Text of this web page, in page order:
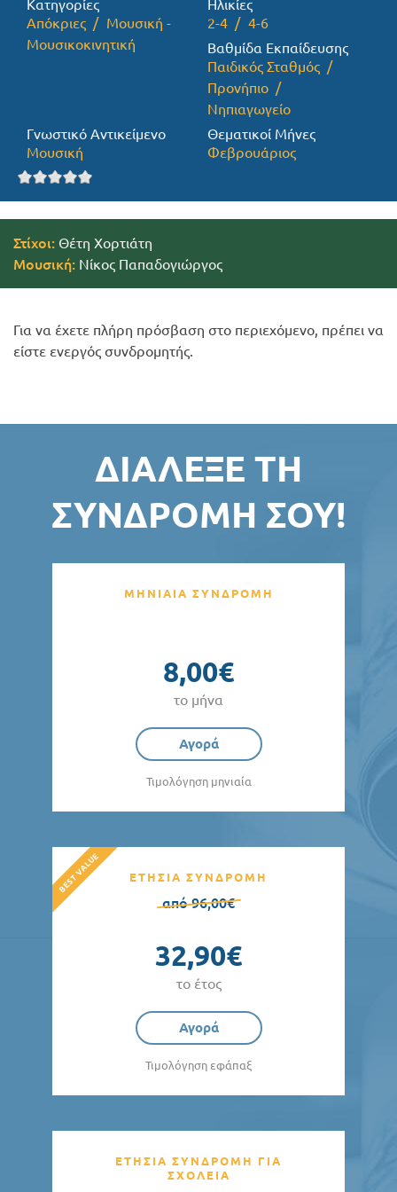
Προσφορές
Κατηγορίες
Απόκριες
Μουσική -
Μουσικοκινητική
Ηλικίες
2-4
4-6
Βαθμίδα Εκπαίδευσης
Παιδικός Σταθμός
Προνήπιο
Νηπιαγωγείο
Γνωστικό Αντικείμενο
Μουσική
Θεματικοί Μήνες
Φεβρουάριος
Στίχοι: Θέτη Χορτιάτη
Μουσική: Νίκος Παπαδογιώργος
Για να έχετε πλήρη πρόσβαση στο περιεχόμενο, πρέπει να
είστε ενεργός συνδρομητής.
ΔΙΆΛΕΞΕ ΤΗ
ΣΥΝΔΡΟΜΉ ΣΟΥ!
ΜΗΝΙΑΙΑ ΣΥΝΔΡΟΜΗ
8,00€
το μήνα
Αγορά
Τιμολόγηση μηνιαία
ΕΤΗΣΙΑ ΣΥΝΔΡΟΜΗ
από 96,00€
32,90€
το έτος
Αγορά
Τιμολόγηση εφάπαξ
ΕΤΗΣΙΑ ΣΥΝΔΡΟΜΗ ΓΙΑ
ΣΧΟΛΕΙΑ